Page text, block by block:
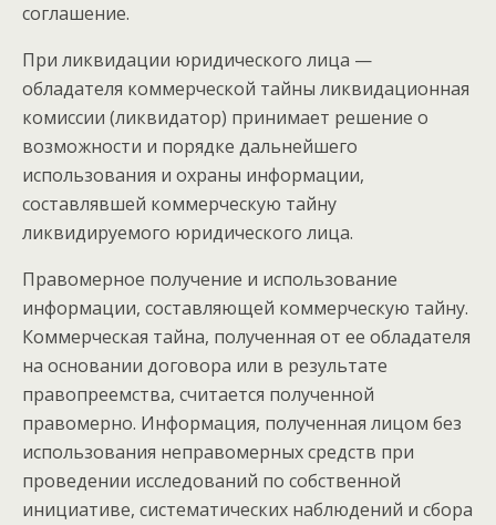
соглашение.
При ликвидации юридического лица —
обладателя коммерческой тайны ликвидационная
комиссии (ликвидатор) принимает решение о
возможности и порядке дальнейшего
использования и охраны информации,
составлявшей коммерческую тайну
ликвидируемого юридического лица.
Правомерное получение и использование
информации, составляющей коммерческую тайну.
Коммерческая тайна, полученная от ее обладателя
на основании договора или в результате
правопреемства, считается полученной
правомерно. Информация, полученная лицом без
использования неправомерных средств при
проведении исследований по собственной
инициативе, систематических наблюдений и сбора